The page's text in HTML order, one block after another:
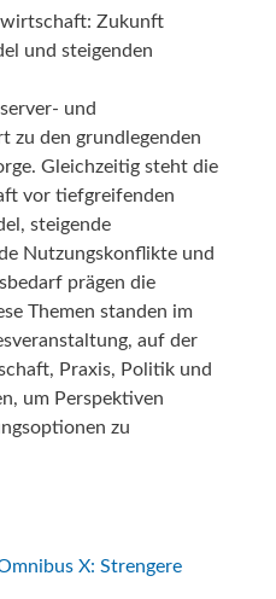
Zukunft
und steigenden
und
zu den grundlegenden
Gleichzeitig steht die
vor tiefgreifenden
steigende
Nutzungskonflikte und
prägen die
Themen standen im
auf der
Praxis, Politik und
um Perspektiven
zu